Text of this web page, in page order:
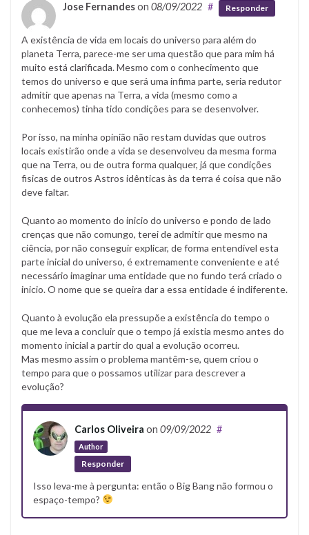
Jose Fernandeson 08/09/2022 # Responder
A existência de vida em locais do universo para além do
planeta Terra, parece-me ser uma questão que para mim há
muito está clarificada. Mesmo com o conhecimento que
temos do universo e que será uma infima parte, seria redutor
admitir que apenas na Terra, a vida (mesmo como a
conhecemos) tinha tido condições para se desenvolver.
Por isso, na minha opinião não restam duvidas que outros
locais existirão onde a vida se desenvolveu da mesma forma
que na Terra, ou de outra forma qualquer, já que condições
fisicas de outros Astros idênticas às da terra é coisa que não
deve faltar.
Quanto ao momento do inicio do universo e pondo de lado
crenças que não comungo, terei de admitir que mesmo na
ciência, por não conseguir explicar, de forma entendível esta
parte inicial do universo, é extremamente conveniente e até
necessário imaginar uma entidade que no fundo terá criado o
inicio. O nome que se queira dar a essa entidade é indiferente.
Quanto à evolução ela pressupõe a existência do tempo o
que me leva a concluir que o tempo já existia mesmo antes do
momento inicial a partir do qual a evolução ocorreu.
Mas mesmo assim o problema mantêm-se, quem criou o
tempo para que o possamos utilizar para descrever a
evolução?
Carlos Oliveira on 09/09/2022
Author
#
Responder
Isso leva-me à pergunta: então o Big Bang não formou o
espaço-tempo?